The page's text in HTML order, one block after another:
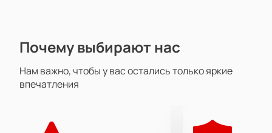
Мария Грачева, Виталий Борисов, Георгий
Виталий Стебельцов, Арина Савельева.
Спектакль «Ромео и Джульетта» в театре драмы
сценическое прочтение бессмертной трагедии
Почему выбирают нас
Нам важно, чтобы у вас остались только яркие
впечатления